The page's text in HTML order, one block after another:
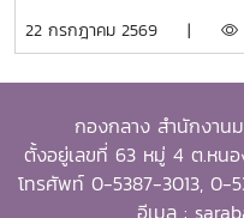
กับผลงานที่สามารถสร้างผล
จัดขึ้นในวาระเฉลิมฉลอง ค
องค์กรระดับภูมิภาคภายใต้
of Education
ศักยภาพบุคลากร ส่งเสริม
จำนวน 100 แพ็ค เพื่อใช้ใน
พระเจ้าอยู่หัว เนื่องในโอก
กรกฎาคม 2569 พร้อมทั้งส
ป่า รักษ์โลก เพิ่มพื้นที่สีเขีย
22 กรกฎาคม 2569 |
กองกลาง สำนักงาน
ตั้งอยู่เลขที่ 63 หมู่ 4 ต.หนอ
โทรศัพท์ 0-5387-3013, 0-